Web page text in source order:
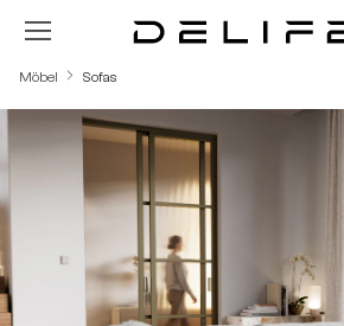
Zum Hauptinhalt springen
Möbel Sofas
Bildergalerie überspringen